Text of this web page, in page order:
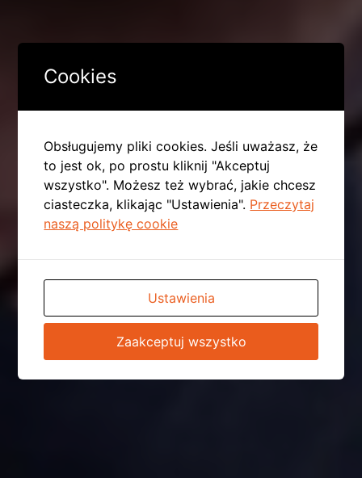
Cookies
Obsługujemy pliki cookies. Jeśli uważasz, że
to jest ok, po prostu kliknij "Akceptuj
wszystko". Możesz też wybrać, jakie chcesz
ciasteczka, klikając "Ustawienia". Przeczytaj
naszą politykę cookie
Ustawienia
Zaakceptuj wszystko